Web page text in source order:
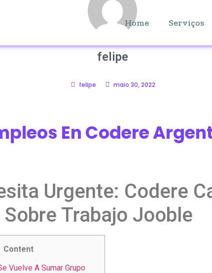
Home Serviços
felipe
felipe maio 30, 2022
En Codere
Urgente: Codere
Trabajo Jooble
Content
Vuelve A Sumar Grupo